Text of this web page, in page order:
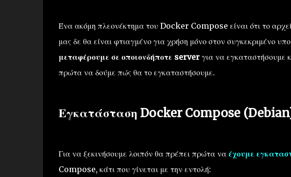
Ένα ακόμη πλεονέκτημα του Docker Compose είναι ότι το
μας δε θα είναι φτιαγμένο για χρήση μόνο στον συγκεκριμένο
μεταφέρουμε σε οποιονδήποτε server για να εγκαταστήσουμε
πρώτα να δούμε πώς θα το εγκαταστήσουμε.
Εγκατάσταση Docker Compose
Για να ξεκινήσουμε λοιπόν θα πρέπει πρώτα να έχουμε
Compose, κάτι που γίνεται με την εντολή: